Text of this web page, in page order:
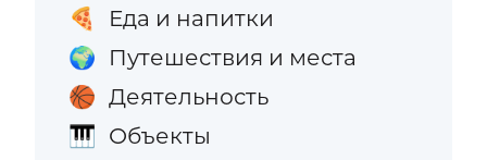
🍕 Еда и напитки
🌍 Путешествия и места
🏀 Деятельность
🎹 Объекты